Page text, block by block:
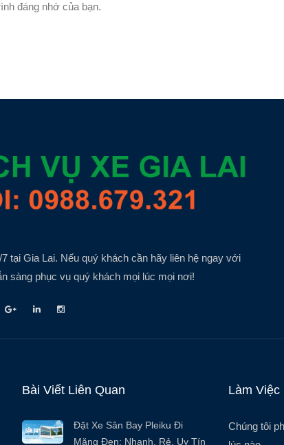
đáng nhớ của bạn.
tại Gia Lai. Nếu quý khách cần hãy liên hệ ngay với
sàng phục vụ quý khách mọi lúc mọi nơi!
Bài Viết Liên Quan
Đặt Xe Sân Bay Pleiku Đi
Măng Đen: Nhanh, Rẻ, Uy Tín
Làm Việc
Chúng tôi